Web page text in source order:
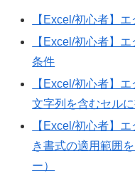
【Excel/初心者】
【Excel/初心者】
条件
【Excel/初心者】
文字列を含むセル
【Excel/初心者】
き書式の適用範囲
ー）